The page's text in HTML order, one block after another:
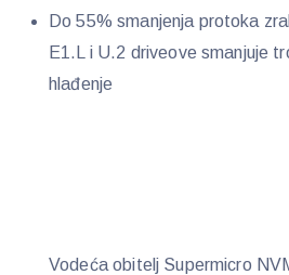
Do 55% smanjenja protoka
E1.L i U.2 driveove smanjuje
hlađenje
Vodeća obitelj Supermicro